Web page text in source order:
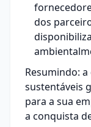
dos
Resumindo:
sustentáveis
para a sua
a conquista